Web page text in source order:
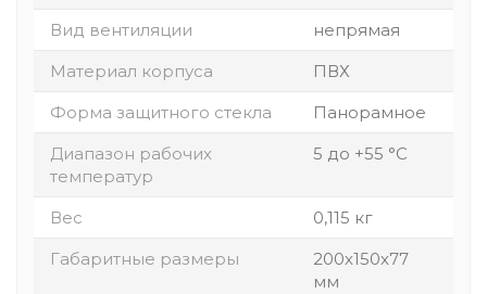
Вид вентиляции
непрямая
Материал корпуса
ПВХ
Форма защитного стекла
Панорамное
Диапазон рабочих
температур
5 до +55 °С
Вес
0,115 кг
Габаритные размеры
200х150х77
мм